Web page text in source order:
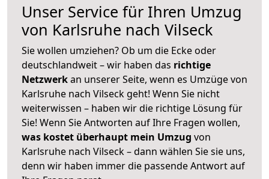
Unser Service für Ihren Umzug
von Karlsruhe nach Vilseck
Sie wollen umziehen? Ob um die Ecke oder
deutschlandweit – wir haben das richtige
Netzwerkan unserer Seite, wenn es Umzüge von
Karlsruhe nach Vilseck geht! Wenn Sie nicht
weiterwissen – haben wir die richtige Lösung für
Sie! Wenn Sie Antworten auf Ihre Fragen wollen,
was kostet überhaupt mein Umzug von
Karlsruhe nach Vilseck – dann wählen Sie sie uns,
denn wir haben immer die passende Antwort auf